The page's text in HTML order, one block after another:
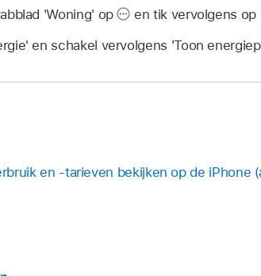
'Woning' op
en tik vervolgens op
en schakel vervolgens 'Toon
en -tarieven bekijken op de iPhone